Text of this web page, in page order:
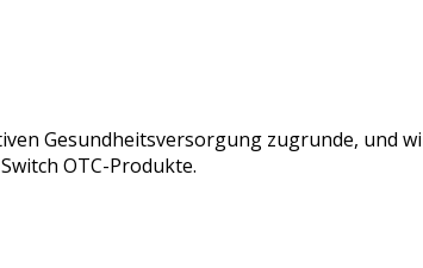
Gesundheitsversorgung zugrunde, und
OTC-Produkte.